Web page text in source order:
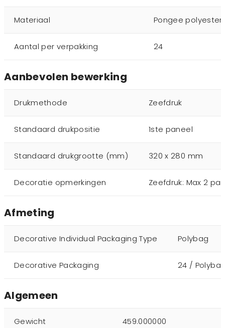
Materiaal Pongee polyester
Aantal per verpakking 24
Aanbevolen bewerking
Drukmethode Zeefdruk
Standaard drukpositie 1ste paneel
Standaard drukgrootte (mm) 320 x 280 mm
Decoratie opmerkingen Zeefdruk: Max 2
Afmeting
Decorative Individual Packaging Type Polybag
Decorative Packaging 24 /
Algemeen
Gewicht 459.000000